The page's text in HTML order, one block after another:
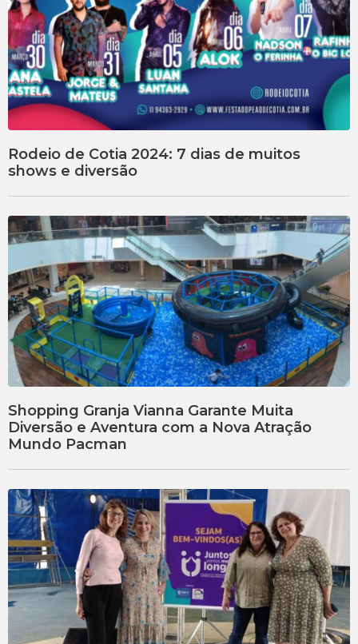
Rodeio de Cotia 2024: 7 dias de muitos
shows e diversão
Shopping Granja Vianna Garante Muita
Diversão e Aventura com a Nova Atração
Mundo Pacman